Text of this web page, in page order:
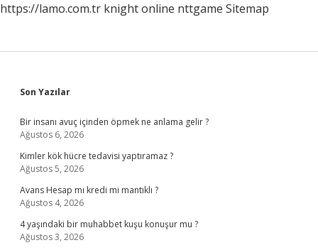
https://lamo.com.tr knight online nttgame Sitemap
Sidebar
Son Yazılar
Bir insanı avuç içinden öpmek ne anlama gelir ?
Ağustos 6, 2026
Kimler kök hücre tedavisi yaptıramaz ?
Ağustos 5, 2026
Avans Hesap mı kredi mi mantıklı ?
Ağustos 4, 2026
4 yaşındaki bir muhabbet kuşu konuşur mu ?
Ağustos 3, 2026